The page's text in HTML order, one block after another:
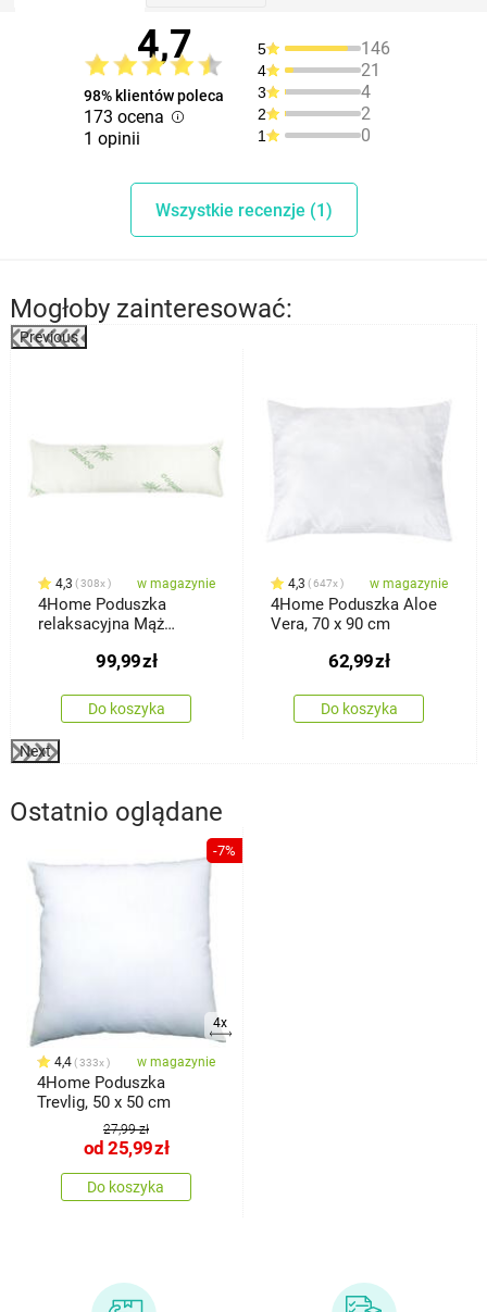
4,7
98% klientów poleca
173 ocena
1 opinii
5 146
4 21
3 4
2 2
1 0
Wszystkie recenzje (1)
Mogłoby zainteresować:
Previous
4,3 308x w magazynie
4Home Poduszka
relaksacyjna Mąż
pamięcią kształtu
99,99zł
Do koszyka
4,3 647x w magazynie
4Home Poduszka Aloe
Vera, 70 x 90 cm
62,99zł
Do koszyka
Next
Ostatnio oglądane
-7%
4x
4,4 333x w magazynie
4Home Poduszka
Trevlig, 50 x 50 cm
27,99 zł
od 25,99zł
Do koszyka